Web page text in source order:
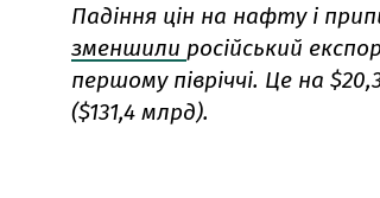
Падіння цін на нафту і
зменшили російський
першому півріччі. Це на
($131,4 млрд).